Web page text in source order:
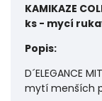
KAMIKAZE
ks - mycí
Popis:
D´ELEGANCE
mytí menších